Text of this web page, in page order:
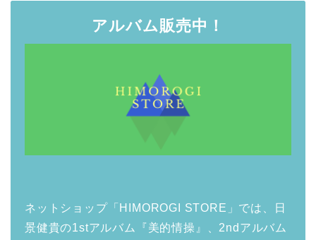
アルバム販売中！
ネットショップ「HIMOROGI STORE」では、日
景健貴の1stアルバム『美的情操』、2ndアルバム